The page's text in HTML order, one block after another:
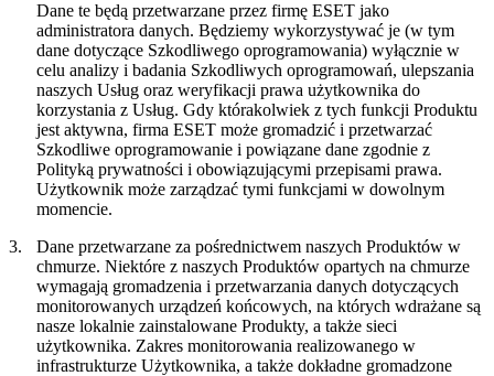
Dane te będą przetwarzane przez firmę ESET jako
administratora danych. Będziemy wykorzystywać je (w tym
dane dotyczące Szkodliwego oprogramowania) wyłącznie w
celu analizy i badania Szkodliwych oprogramowań, ulepszania
naszych Usług oraz weryfikacji prawa użytkownika do
korzystania z Usług. Gdy którakolwiek z tych funkcji Produktu
jest aktywna, firma ESET może gromadzić i przetwarzać
Szkodliwe oprogramowanie i powiązane dane zgodnie z
Polityką prywatności i obowiązującymi przepisami prawa.
Użytkownik może zarządzać tymi funkcjami w dowolnym
momencie.
3.
Dane przetwarzane za pośrednictwem naszych Produktów w
chmurze. Niektóre z naszych Produktów opartych na chmurze
wymagają gromadzenia i przetwarzania danych dotyczących
monitorowanych urządzeń końcowych, na których wdrażane są
nasze lokalnie zainstalowane Produkty, a także sieci
użytkownika. Zakres monitorowania realizowanego w
infrastrukturze Użytkownika, a także dokładne gromadzone